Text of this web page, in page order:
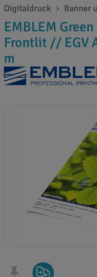
Digitaldruck Banner
EMBLEM
Frontlit // EGV
m